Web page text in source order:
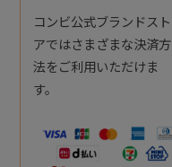
コンビ公式ブランドスト
アではさまざまな決済方
法をご利用いただけま
す。